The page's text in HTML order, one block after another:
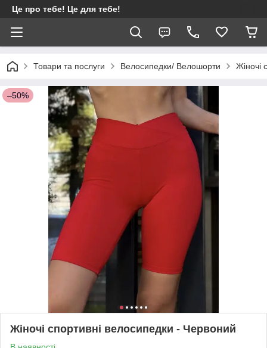
Це про тебе! Це для тебе!
Товари та послуги Велосипедки/ Велошорти Жіночі
–50%
Жіночі спортивні велосипедки - Червоний